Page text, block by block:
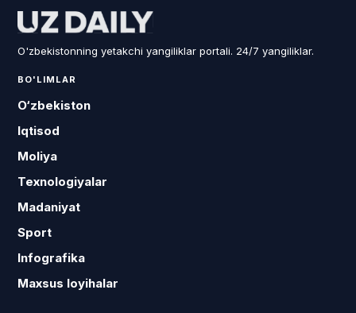
O'zbekistonning yetakchi yangiliklar portali. 24/7 yangiliklar.
BO'LIMLAR
O‘zbekiston
Iqtisod
Moliya
Texnologiyalar
Madaniyat
Sport
Infografika
Maxsus loyihalar